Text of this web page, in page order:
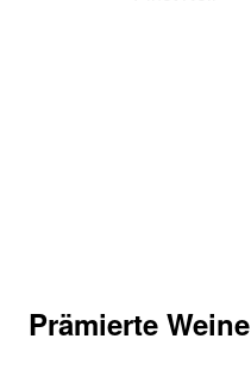
Prämierte Weine